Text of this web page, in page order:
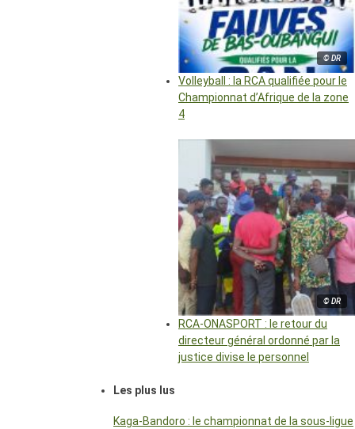
© DR
Volleyball : la RCA qualifiée pour le
Championnat d’Afrique de la zone
4
© DR
RCA-ONASPORT : le retour du
directeur général ordonné par la
justice divise le personnel
Les plus lus
Kaga-Bandoro : le championnat de la sous-ligue